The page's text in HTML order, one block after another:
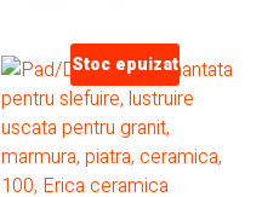
Stoc epuizat